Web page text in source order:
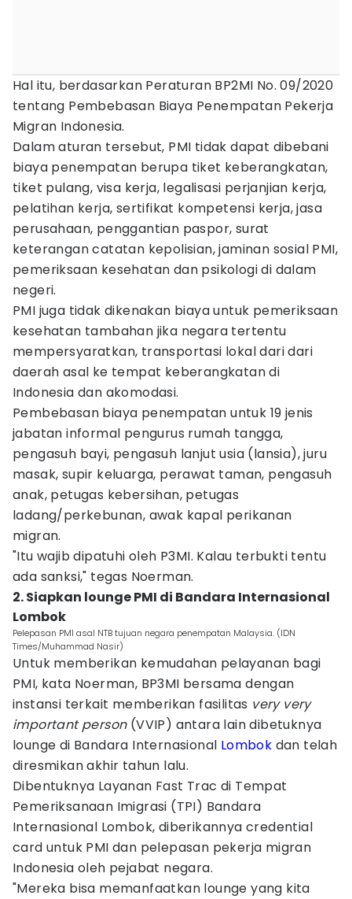
Hal itu, berdasarkan Peraturan BP2MI No. 09/2020
tentang Pembebasan Biaya Penempatan Pekerja
Migran Indonesia.
Dalam aturan tersebut, PMI tidak dapat dibebani
biaya penempatan berupa tiket keberangkatan,
tiket pulang, visa kerja, legalisasi perjanjian kerja,
pelatihan kerja, sertifikat kompetensi kerja, jasa
perusahaan, penggantian paspor, surat
keterangan catatan kepolisian, jaminan sosial PMI,
pemeriksaan kesehatan dan psikologi di dalam
negeri.
PMI juga tidak dikenakan biaya untuk pemeriksaan
kesehatan tambahan jika negara tertentu
mempersyaratkan, transportasi lokal dari dari
daerah asal ke tempat keberangkatan di
Indonesia dan akomodasi.
Pembebasan biaya penempatan untuk 19 jenis
jabatan informal pengurus rumah tangga,
pengasuh bayi, pengasuh lanjut usia (lansia), juru
masak, supir keluarga, perawat taman, pengasuh
anak, petugas kebersihan, petugas
ladang/perkebunan, awak kapal perikanan
migran.
"Itu wajib dipatuhi oleh P3MI. Kalau terbukti tentu
ada sanksi," tegas Noerman.
2. Siapkan lounge PMI di Bandara Internasional
Lombok
Pelepasan PMI asal NTB tujuan negara penempatan Malaysia. (IDN
Times/Muhammad Nasir)
Untuk memberikan kemudahan pelayanan bagi
PMI, kata Noerman, BP3MI bersama dengan
instansi terkait memberikan fasilitas very very
important person(VVIP) antara lain dibetuknya
lounge di Bandara Internasional Lombok dan telah
diresmikan akhir tahun lalu.
Dibentuknya Layanan Fast Trac di Tempat
Pemeriksanaan Imigrasi (TPI) Bandara
Internasional Lombok, diberikannya credential
card untuk PMI dan pelepasan pekerja migran
Indonesia oleh pejabat negara.
"Mereka bisa memanfaatkan lounge yang kita